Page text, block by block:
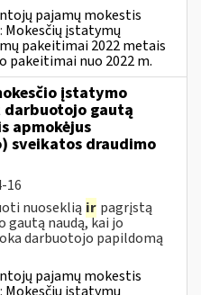
pajamų mokestis
Mokesčių įstatymų
pakeitimai 2022 metais
pakeitimai nuo 2022 m.
įstatymo
gautą
apmokėjus
sveikatos draudimo
16
nuoseklią ir pagrįstą
naudą, kai jo
darbuotojo papildomą
pajamų mokestis
Mokesčių įstatymų